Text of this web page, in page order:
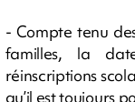
- Compte tenu
familles, la
réinscriptions
qu’il est toujours